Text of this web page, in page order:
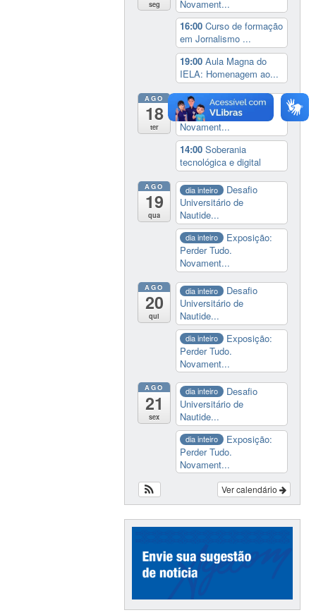
seg
Novament...
16:00Curso de formação
em Jornalismo ...
19:00Aula Magna do
IELA: Homenagem ao...
AGO
18
ter
dia inteiro
Exposição:
Perder Tudo.
Novament...
14:00Soberania
tecnológica e digital
AGO
19
qua
dia inteiro
Desafio
Universitário de
Nautide...
dia inteiro
Exposição:
Perder Tudo.
Novament...
AGO
20
qui
dia inteiro
Desafio
Universitário de
Nautide...
dia inteiro
Exposição:
Perder Tudo.
Novament...
AGO
21
sex
dia inteiro
Desafio
Universitário de
Nautide...
dia inteiro
Exposição:
Perder Tudo.
Novament...
Ver calendário